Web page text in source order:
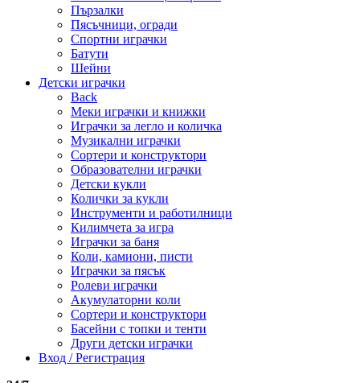
Пързалки
Пясъчници, огради
Спортни играчки
Батути
Шейни
Детски играчки
Back
Меки играчки и книжки
Играчки за легло и количка
Музикални играчки
Сортери и конструктори
Образователни играчки
Детски кукли
Колички за кукли
Инструменти и работилници
Килимчета за игра
Играчки за баня
Коли, камиони, писти
Играчки за пясък
Ролеви играчки
Акумулаторни коли
Сортери и конструктори
Басейни с топки и тенти
Други детски играчки
Вход / Регистрация